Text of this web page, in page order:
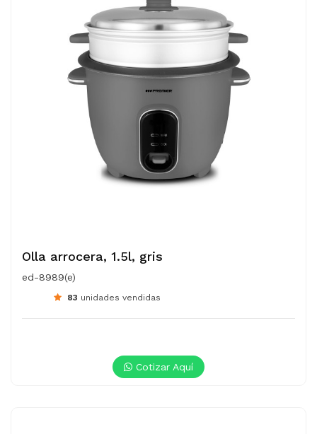
Olla arrocera, 1.5l, gris
ed-8989(e)
83 unidades vendidas
Cotizar Aquí